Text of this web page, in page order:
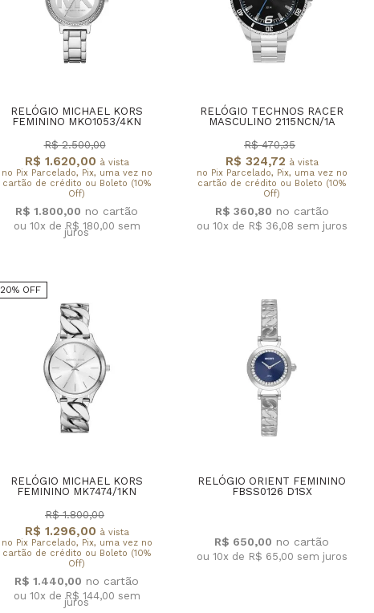
RELÓGIO MICHAEL KORS
FEMININO MKO1053/4KN
R$ 1.620,00 à vista
no Pix Parcelado, Pix, uma vez no
cartão de crédito ou Boleto (10%
Off)
R$ 2.500,00
R$ 1.800,00
ou 10x de R$ 180,00 sem
juros
RELÓGIO TECHNOS RACER
MASCULINO 2115NCN/1A
R$ 324,72 à vista
no Pix Parcelado, Pix, uma vez no
cartão de crédito ou Boleto (10%
Off)
R$ 470,35
R$ 360,80
ou 10x de R$ 36,08 sem juros
20% OFF
RELÓGIO MICHAEL KORS
FEMININO MK7474/1KN
R$ 1.296,00 à vista
no Pix Parcelado, Pix, uma vez no
cartão de crédito ou Boleto (10%
Off)
R$ 1.800,00
R$ 1.440,00
ou 10x de R$ 144,00 sem
juros
RELÓGIO ORIENT FEMININO
FBSS0126 D1SX
R$ 650,00
ou 10x de R$ 65,00 sem juros